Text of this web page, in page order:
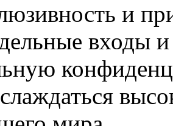
и
входы